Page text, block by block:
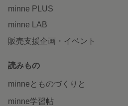
minne PLUS
minne LAB
販売支援企画・イベント
読みもの
minneとものづくりと
minne学習帖